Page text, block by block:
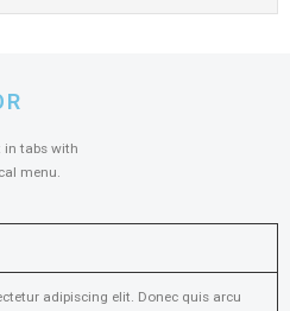
in tabs with
menu.
adipiscing elit. Donec quis arcu